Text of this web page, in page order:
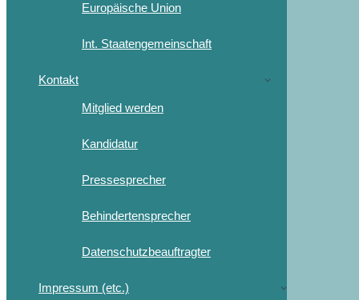
Europäische Union
Int. Staatengemeinschaft
Kontakt
Mitglied werden
Kandidatur
Pressesprecher
Behindertensprecher
Datenschutzbeauftragter
Impressum (etc.)